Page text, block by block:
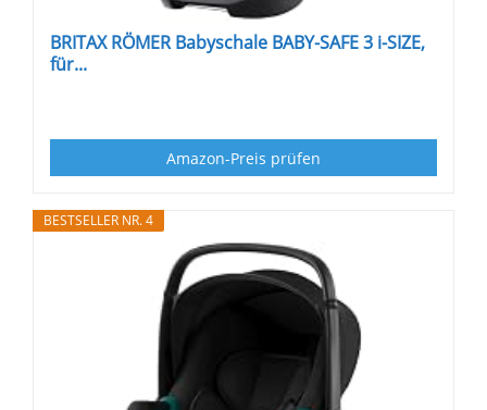
BRITAX RÖMER Babyschale BABY-SAFE 3 i-SIZE,
für...
Amazon-Preis prüfen
BESTSELLER NR. 4